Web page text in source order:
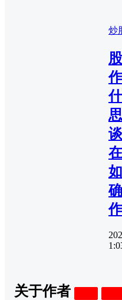
炒
关于作者